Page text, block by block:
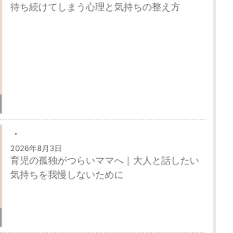
待ち続けてしまう心理と気持ちの整え方
2026年8月3日
育児の孤独がつらいママへ｜大人と話したい
気持ちを我慢しないために